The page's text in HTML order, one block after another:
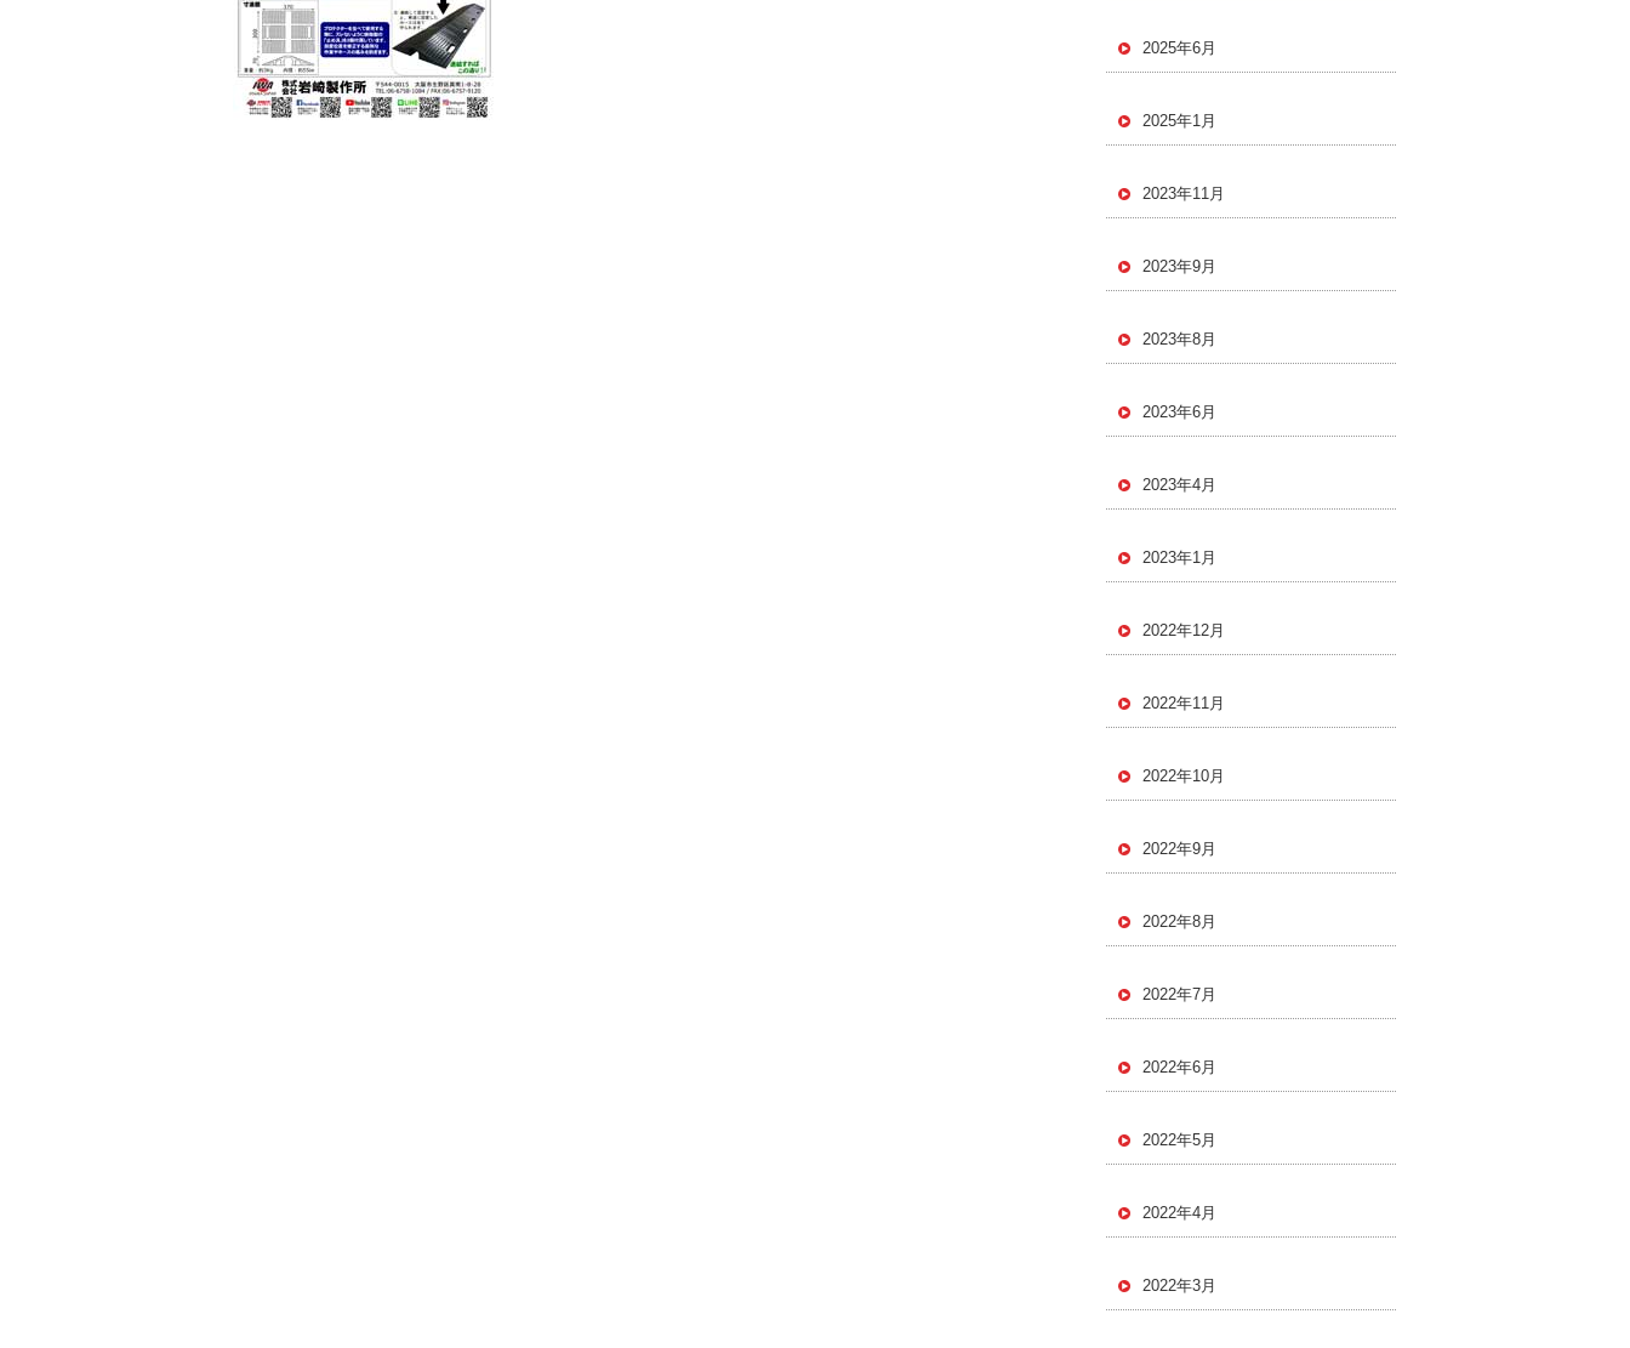
2025年6月
2025年1月
2023年11月
2023年9月
2023年8月
2023年6月
2023年4月
2023年1月
2022年12月
2022年11月
2022年10月
2022年9月
2022年8月
2022年7月
2022年6月
2022年5月
2022年4月
2022年3月